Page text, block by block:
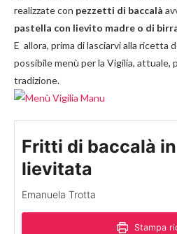
realizzate con pezzetti di baccalà
pastella con lievito madre o di
E allora, prima di lasciarvi alla ricetta
possibile menù per la Vigilia, attuale,
tradizione.
Fritti di baccalà
lievitata
Emanuela Trotta
Stampa